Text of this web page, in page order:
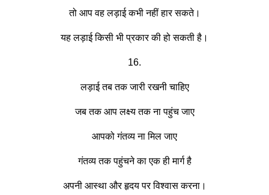
तो आप वह लड़ाई कभी नहीं हार सकते।
यह लड़ाई किसी भी प्रकार की हो सकती है।
16.
लड़ाई तब तक जारी रखनी चाहिए
जब तक आप लक्ष्य तक ना पहुंच जाए
आपको गंतव्य ना मिल जाए
गंतव्य तक पहुंचने का एक ही मार्ग है
अपनी आस्था और हृदय पर विश्वास करना।